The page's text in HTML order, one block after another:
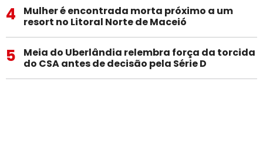
4
Mulher é encontrada morta próximo a um
resort no Litoral Norte de Maceió
5
Meia do Uberlândia relembra força da torcida
do CSA antes de decisão pela Série D